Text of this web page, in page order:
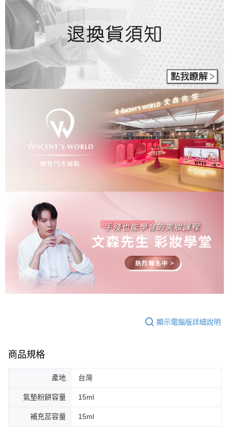
顯示電腦版詳細說明
商品規格
產地 台灣
氣墊粉餅容量 15ml
補充蕊容量 15ml